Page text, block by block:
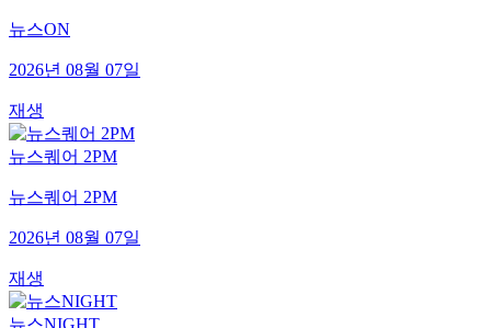
뉴스ON
2026년 08월 07일
재생
뉴스퀘어 2PM
뉴스퀘어 2PM
2026년 08월 07일
재생
뉴스NIGHT